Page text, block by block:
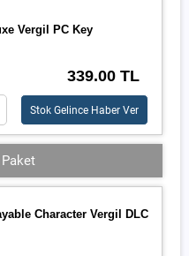
Vergil PC Key
339.00 TL
Stok Gelince Haber Ver
Character Vergil DLC